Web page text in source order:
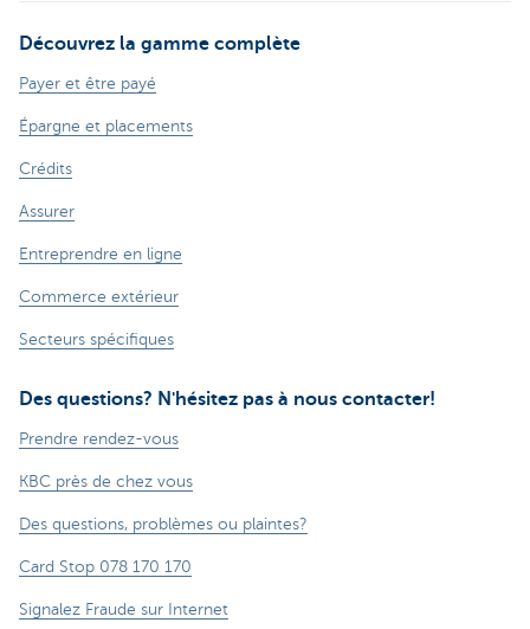
Découvrez la gamme complète
Payer et être payé
Épargne et placements
Crédits
Assurer
Entreprendre en ligne
Commerce extérieur
Secteurs spécifiques
Des questions? N'hésitez pas à nous contacter!
Prendre rendez-vous
KBC près de chez vous
Des questions, problèmes ou plaintes?
Card Stop 078 170 170
Signalez Fraude sur Internet